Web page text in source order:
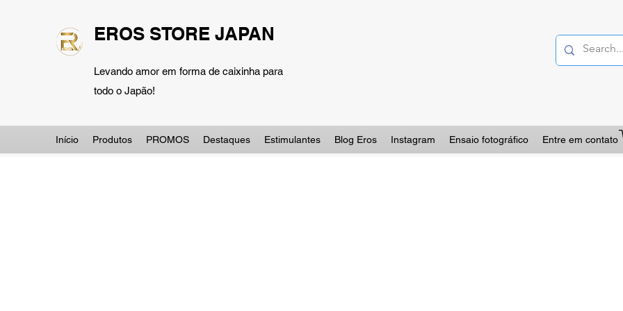
EROS STORE JAPAN
Levando amor em forma de caixinha para
todo o Japão!
Início Produtos PROMOS Destaques Estimulantes Blog Eros Instagram Ensaio fotográfico Entre em contato